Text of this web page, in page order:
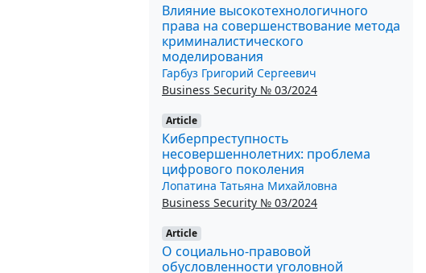
Влияние высокотехнологичного
права на совершенствование метода
криминалистического
моделирования
Гарбуз Григорий Сергеевич
Business Security № 03/2024
Article
Киберпреступность
несовершеннолетних: проблема
цифрового поколения
Лопатина Татьяна Михайловна
Business Security № 03/2024
Article
О социально-правовой
обусловленности уголовной